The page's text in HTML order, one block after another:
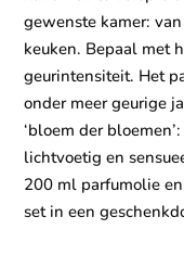
gewenste kamer:
keuken. Bepaal met
geurintensiteit. Het
onder meer geurige
‘bloem der
lichtvoetig en
200 ml parfumolie
set in een